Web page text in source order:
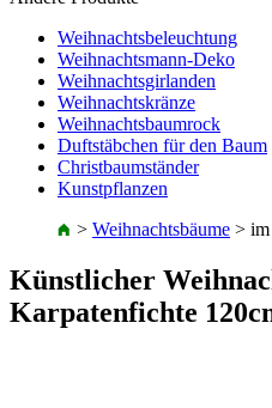
Weihnachtsbeleuchtung
Weihnachtsmann-Deko
Weihnachtsgirlanden
Weihnachtskränze
Weihnachtsbaumrock
Duftstäbchen für den Baum
Christbaumständer
Kunstpflanzen
> Weihnachtsbäume >
Künstlicher
Karpatenfichte